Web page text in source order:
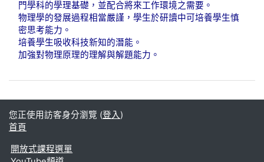
門學科的學理基礎，並配合將來工作環境之需要。
物理學的發展過程相當嚴謹，學生於研讀中可培養學生慎
密思考能力。
培養學生吸收科技新知的潛能。
加強對物理原理的理解與解題能力。
您正使用訪客身分瀏覽 (登入)
首頁
開放式課程選單